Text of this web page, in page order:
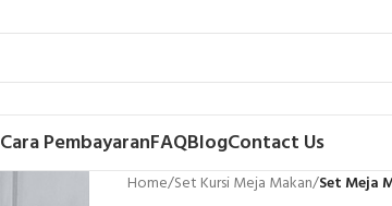
Cara PembayaranFAQBlogContact Us
Home/Set Kursi Meja Makan/Set Meja